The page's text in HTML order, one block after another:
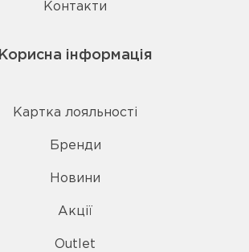
Контакти
Корисна інформація
Картка лояльності
Бренди
Новини
Акції
Outlet